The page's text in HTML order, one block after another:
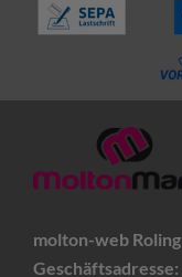
molton-web
Geschäftsadresse: